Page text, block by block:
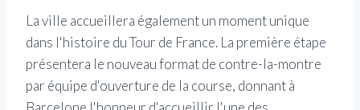
La ville accueillera également un moment unique
dans l'histoire du Tour de France. La première étape
présentera le nouveau format de contre-la-montre
par équipe d'ouverture de la course, donnant à